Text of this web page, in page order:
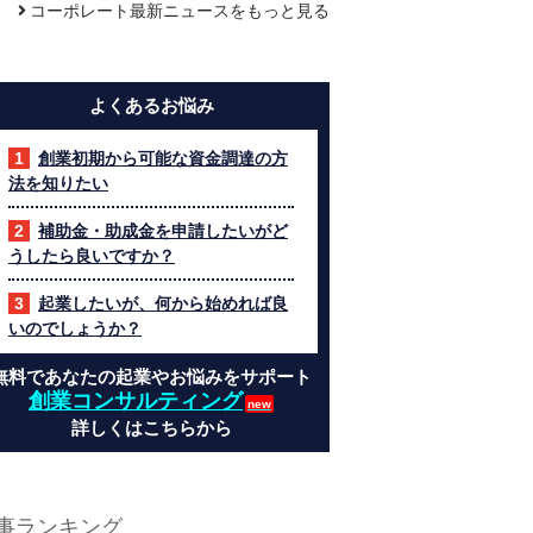
コーポレート最新ニュースをもっと見る
よくあるお悩み
創業初期から可能な資金調達の方
法を知りたい
補助金・助成金を申請したいがど
うしたら良いですか？
起業したいが、何から始めれば良
いのでしょうか？
料であなたの起業やお悩みをサポート
創業コンサルティング
詳しくはこちらから
ランキング